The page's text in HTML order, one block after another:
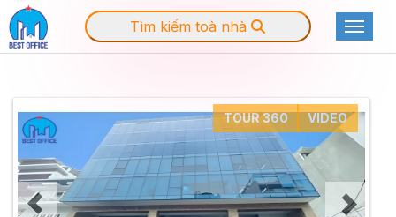
Tìm kiếm toà nhà
TOUR 360 VIDEO